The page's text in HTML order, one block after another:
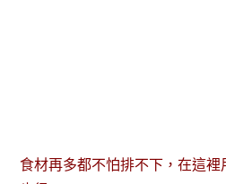
食材再多都不怕排不下，在這